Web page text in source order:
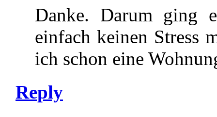
Danke. Darum ging
einfach keinen Stress
ich schon eine
Reply